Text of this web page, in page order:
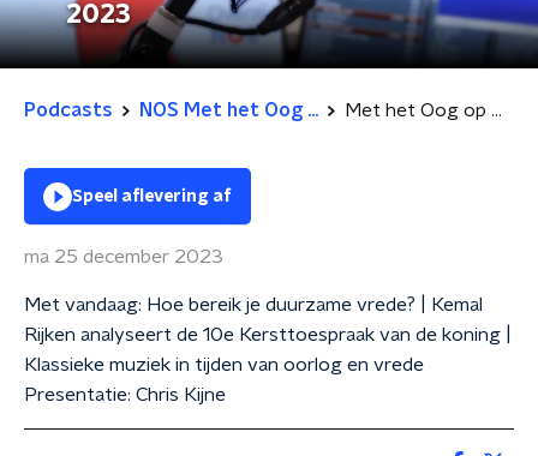
2023
Podcasts NOS Met het Oog ... Met het Oog op Morgen 25-12-2023
Speel aflevering af
ma 25 december 2023
Met vandaag: Hoe bereik je duurzame vrede? | Kemal
Rijken analyseert de 10e Kersttoespraak van de koning |
Klassieke muziek in tijden van oorlog en vrede
Presentatie: Chris Kijne